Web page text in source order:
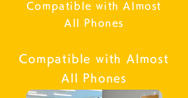
Compatible with Almost
All Phones
Compatible with Almost
All Phones